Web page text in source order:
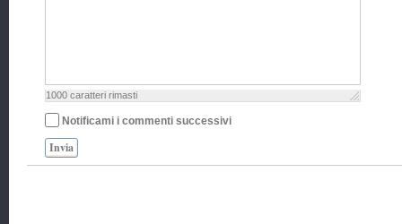
1000 caratteri rimasti
Notificami i commenti successivi
Invia